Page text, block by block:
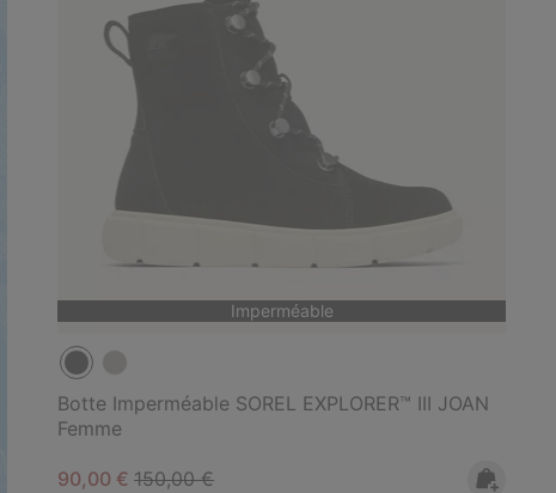
Imperméable
Botte Imperméable SOREL EXPLORER™ III JOAN
Femme
Sale price:
90,00 €Regular price:
150,00 €